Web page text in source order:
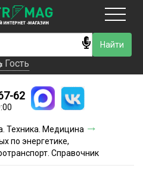
Гость
доставки
оплаты
Гость
62
Техника. Медицина
по энергетике,
Справочник